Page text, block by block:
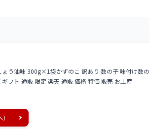
う油味 300g×1袋かずのこ 訳あり 数の子 味付け数
フト 通販 限定 楽天 通販 価格 特価 販売 お土産